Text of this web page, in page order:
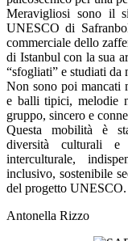
Meravigliosi sono il
UNESCO di
commerciale dello
di Istanbul con la sua
“sfogliati” e studiati da
Non sono poi mancati
e balli tipici, melodie
gruppo, sincero e
Questa mobilità è
diversità culturali
interculturale,
inclusivo, sostenibile
del progetto UNESCO.
Antonella Rizzo